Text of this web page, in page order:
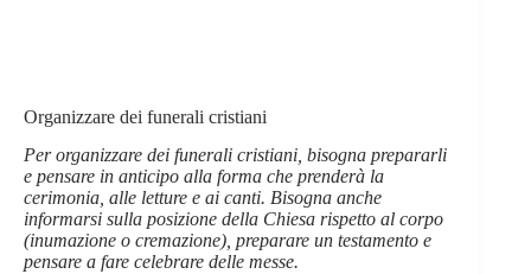
Organizzare dei funerali cristiani
Per organizzare dei funerali cristiani, bisogna prepararli
e pensare in anticipo alla forma che prenderà la
cerimonia, alle letture e ai canti. Bisogna anche
informarsi sulla posizione della Chiesa rispetto al corpo
(inumazione o cremazione), preparare un testamento e
pensare a fare celebrare delle messe.